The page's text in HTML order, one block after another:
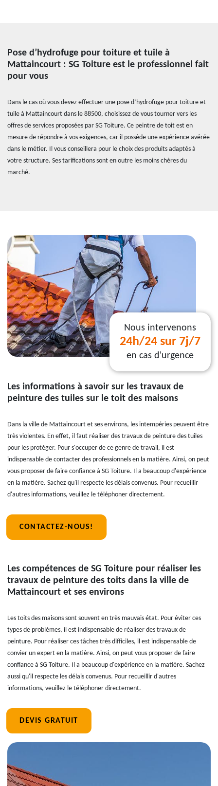
Pose d’hydrofuge pour toiture et tuile à
Mattaincourt : SG Toiture est le professionnel fait
pour vous
Dans le cas où vous devez effectuer une pose d’hydrofuge pour toiture et
tuile à Mattaincourt dans le 88500, choisissez de vous tourner vers les
offres de services proposées par SG Toiture. Ce peintre de toit est en
mesure de répondre à vos exigences, car il possède une expérience avérée
dans le métier. Il vous conseillera pour le choix des produits adaptés à
votre structure. Ses tarifications sont en outre les moins chères du
marché.
Nous intervenons
24h/24 sur 7j/7
en cas d'urgence
Les informations à savoir sur les travaux de
peinture des tuiles sur le toit des maisons
Dans la ville de Mattaincourt et ses environs, les intempéries peuvent être
très violentes. En effet, il faut réaliser des travaux de peinture des tuiles
pour les protéger. Pour s'occuper de ce genre de travail, il est
indispensable de contacter des professionnels en la matière. Ainsi, on peut
vous proposer de faire confiance à SG Toiture. Il a beaucoup d'expérience
en la matière. Sachez qu'il respecte les délais convenus. Pour recueillir
d'autres informations, veuillez le téléphoner directement.
CONTACTEZ-NOUS!
Les compétences de SG Toiture pour réaliser les
travaux de peinture des toits dans la ville de
Mattaincourt et ses environs
Les toits des maisons sont souvent en très mauvais état. Pour éviter ces
types de problèmes, il est indispensable de réaliser des travaux de
peinture. Pour réaliser ces tâches très difficiles, il est indispensable de
convier un expert en la matière. Ainsi, on peut vous proposer de faire
confiance à SG Toiture. Il a beaucoup d'expérience en la matière. Sachez
aussi qu'il respecte les délais convenus. Pour recueillir d'autres
informations, veuillez le téléphoner directement.
DEVIS GRATUIT